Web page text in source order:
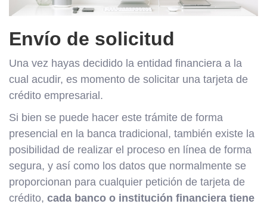
Envío de solicitud
Una vez hayas decidido la entidad financiera a la
cual acudir, es momento de solicitar una tarjeta de
crédito empresarial.
Si bien se puede hacer este trámite de forma
presencial en la banca tradicional, también existe la
posibilidad de realizar el proceso en línea de forma
segura, y así como los datos que normalmente se
proporcionan para cualquier petición de tarjeta de
crédito, cada banco o institución financiera tiene